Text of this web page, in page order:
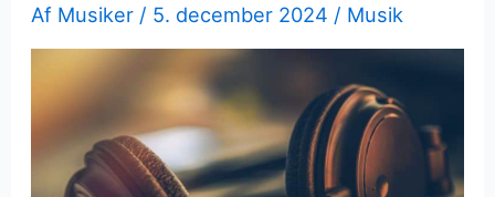
Af Musiker / 5. december 2024 / Musik